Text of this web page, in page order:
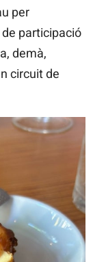
per
participació
demà,
circuit de